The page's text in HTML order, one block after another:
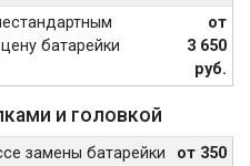
батарейки
от
3 650
руб.
и головкой
замены батарейки
от 350